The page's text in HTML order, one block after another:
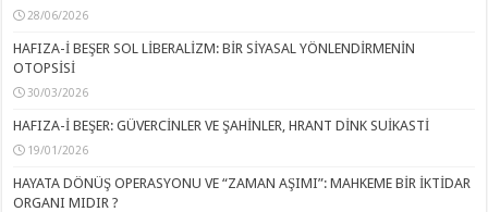
28/06/2026
HAFIZA-İ BEŞER SOL LİBERALİZM: BİR SİYASAL YÖNLENDİRMENİN
OTOPSİSİ
30/03/2026
HAFIZA-İ BEŞER: GÜVERCİNLER VE ŞAHİNLER, HRANT DİNK SUİKASTİ
19/01/2026
HAYATA DÖNÜŞ OPERASYONU VE “ZAMAN AŞIMI”: MAHKEME BİR İKTİDAR
ORGANI MIDIR ?